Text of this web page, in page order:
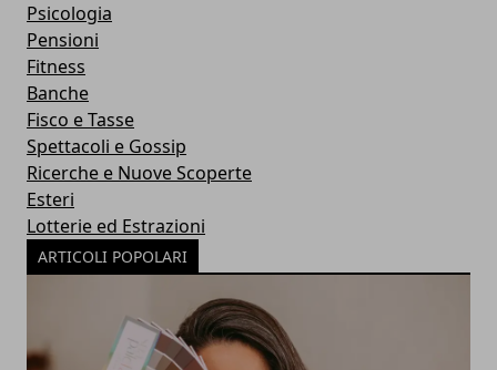
Psicologia
Pensioni
Fitness
Banche
Fisco e Tasse
Spettacoli e Gossip
Ricerche e Nuove Scoperte
Esteri
Lotterie ed Estrazioni
ARTICOLI POPOLARI